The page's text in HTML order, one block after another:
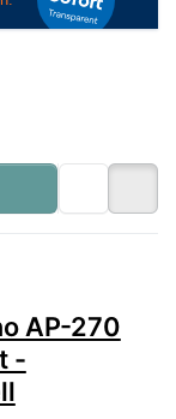
NOVUS
Produkt liegen
AP-270
-